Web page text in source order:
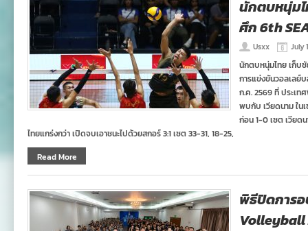
นักตบหนุ่มไ
ศึก 6th
Usxx July
นักตบหนุ่มไทย เก็บชั
การแข่งขันวอลเลย์
ก.ค. 2569 ที่ ประเ
พบกับ เวียดนาม ใน
ก่อน 1-0 เซต เวียด
ไทยแกร่งกว่า เปิดจบเอาชนะไปด้วยสกอร์ 3:1 เซต 33-31, 18-25,
Read More
พิธีปิดการ
Volleyball